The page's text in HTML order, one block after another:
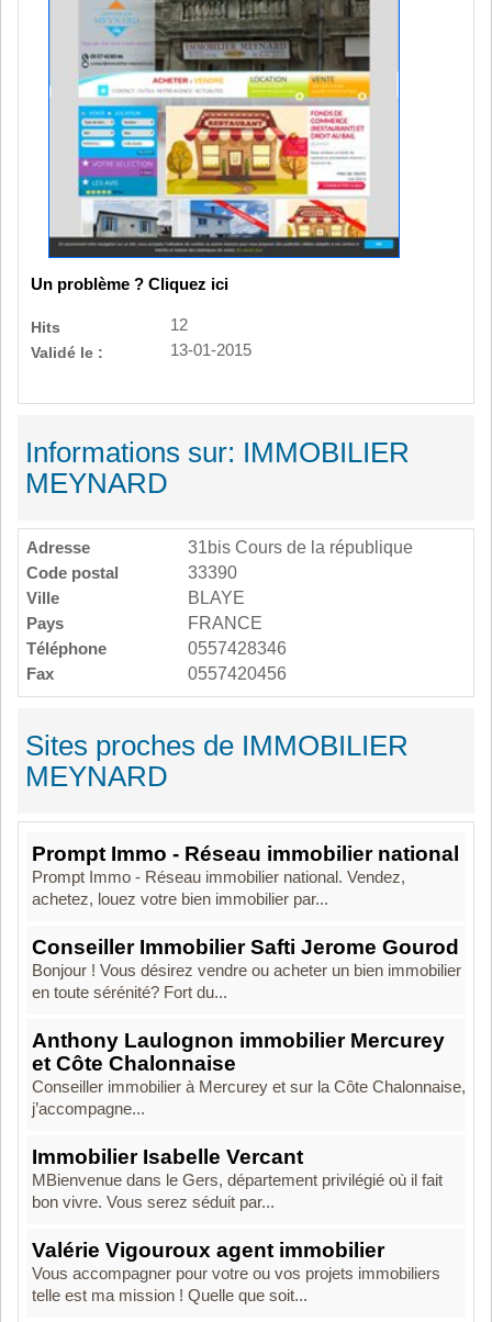
Un problème ? Cliquez ici
Hits
12
Validé le :
13-01-2015
Informations sur: IMMOBILIER
MEYNARD
Adresse
31bis Cours de la république
Code postal
33390
Ville
BLAYE
Pays
FRANCE
Téléphone
0557428346
Fax
0557420456
Sites proches de IMMOBILIER
MEYNARD
Prompt Immo - Réseau immobilier national
Prompt Immo - Réseau immobilier national. Vendez,
achetez, louez votre bien immobilier par...
Conseiller Immobilier Safti Jerome Gourod
Bonjour ! Vous désirez vendre ou acheter un bien immobilier
en toute sérénité? Fort du...
Anthony Laulognon immobilier Mercurey
et Côte Chalonnaise
Conseiller immobilier à Mercurey et sur la Côte Chalonnaise,
j’accompagne...
Immobilier Isabelle Vercant
MBienvenue dans le Gers, département privilégié où il fait
bon vivre. Vous serez séduit par...
Valérie Vigouroux agent immobilier
Vous accompagner pour votre ou vos projets immobiliers
telle est ma mission ! Quelle que soit...